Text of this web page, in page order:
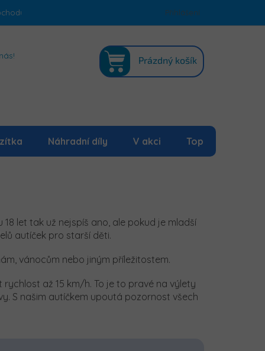
Podmínky ochrany osobních údajů Mapa serveru
Přihlášení
KOŠÍK
Prázdný košík
Náhradní díly V akci Top
let tak už nejspíš ano, ale pokud je mladší
autíček pro starší děti.
vánocům nebo jiným příležitostem.
rychlost až 15 km/h. To je to pravé na výlety
S našim autíčkem upoutá pozornost všech